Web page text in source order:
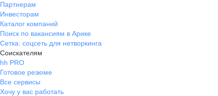
Партнерам
Инвесторам
Каталог компаний
Поиск по вакансиям в Арике
Сетка: соцсеть для нетворкинга
Соискателям
hh PRO
Готовое резюме
Все сервисы
Хочу у вас работать